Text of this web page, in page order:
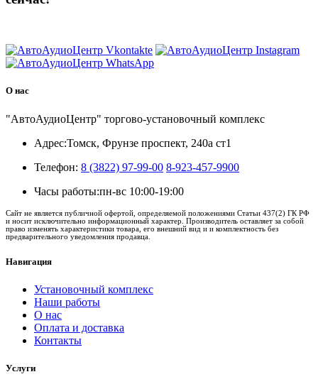
О нас
"АвтоАудиоЦентр" торгово-установочный комплекс
Адрес:Томск, Фрунзе проспект, 240а ст1
Телефон: 8 (3822) 97-99-00 8-923-457-9900
Часы работы:пн-вс 10:00-19:00
Сайт не является публичной офертой, определяемой положениями Статьи 437(2) ГК РФ
и носит исключительно информационный характер. Производитель оставляет за собой
право изменять характеристики товара, его внешний вид и и комплектность без
предварительного уведомления продавца.
Навигация
Установочный комплекс
Наши работы
О нас
Оплата и доставка
Контакты
Услуги